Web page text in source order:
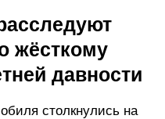
жёсткому
давности
столкнулись на